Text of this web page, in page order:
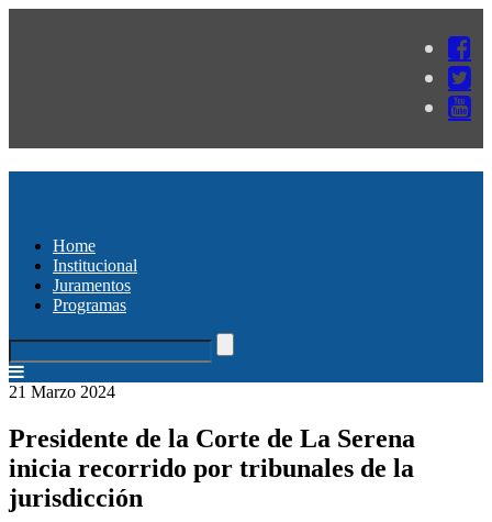
Home
Institucional
Juramentos
Programas
21 Marzo 2024
Presidente de la Corte de La Serena
inicia recorrido por tribunales de la
jurisdicción